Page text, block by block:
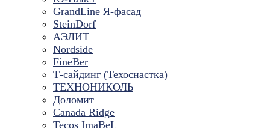
GrandLine Я-фасад
SteinDorf
АЭЛИТ
Nordside
FineBer
Т-сайдинг (Техоснастка)
ТЕХНОНИКОЛЬ
Доломит
Canada Ridge
Tecos ImaBeL